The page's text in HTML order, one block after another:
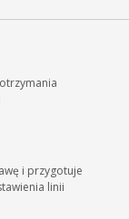
i przygotuje
linii